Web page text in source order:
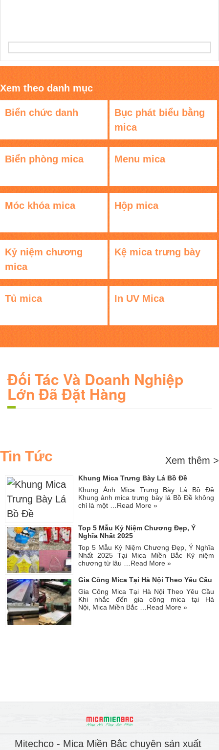
Xem theo danh mục
Biển chức danh
Bục phát biểu bằng
mica
Biển phòng mica Menu mica
Móc khóa mica Hộp mica
Kỷ niệm chương
mica
Kệ mica trưng bày
Tủ mica In UV Mica
Đối Tác Và Doanh Nghiệp
Lớn Đã Đặt Hàng
Tin Tức Xem thêm >
Khung Mica Trưng Bày Lá Bồ Đề
Khung Ảnh Mica Trưng Bày Lá Bồ Đề
Khung ảnh mica trưng bày lá Bồ Đề không
chỉ là một … Read More »
Top 5 Mẫu Kỷ Niệm Chương Đẹp, Ý
Nghĩa Nhất 2025
Top 5 Mẫu Kỷ Niệm Chương Đẹp, Ý Nghĩa
Nhất 2025 Tại Mica Miền Bắc Kỷ niệm
chương từ lâu … Read More »
Gia Công Mica Tại Hà Nội Theo Yêu Cầu
Gia Công Mica Tại Hà Nội Theo Yêu Cầu
Khi nhắc đến gia công mica tại Hà
Nội, Mica Miền Bắc …Read More »
Mitechco - Mica Miền Bắc chuyên sản xuất